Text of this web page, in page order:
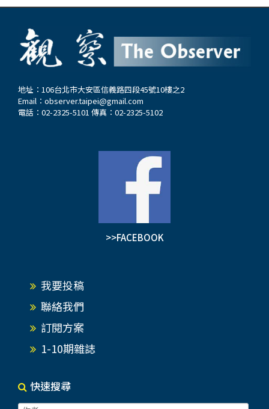
地址：106台北市大安區信義路四段45號10樓之2
Email： observer.taipei@gmail.com
電話：02-2325-5101 傳真：02-2325-5102
>>FACEBOOK
我要投稿
聯絡我們
訂閱方案
1-10期雜誌
快速搜尋